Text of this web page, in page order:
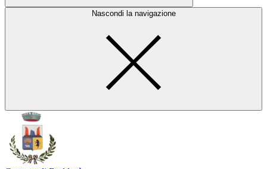
Nascondi la navigazione